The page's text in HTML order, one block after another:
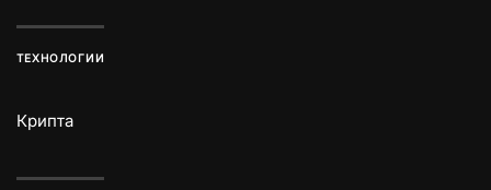
ТЕХНОЛОГИИ
Крипта